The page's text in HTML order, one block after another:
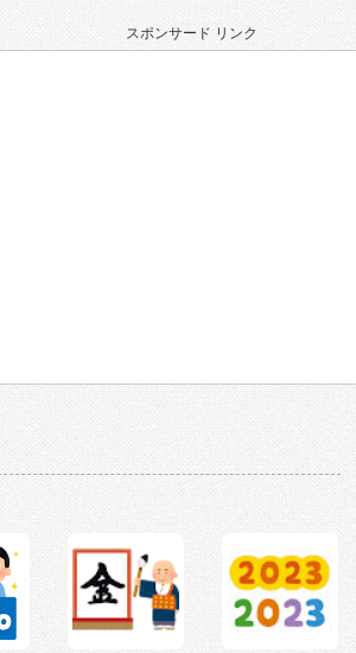
スポンサード リンク